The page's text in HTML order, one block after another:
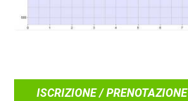
ISCRIZIONE / PRENOTAZIONE